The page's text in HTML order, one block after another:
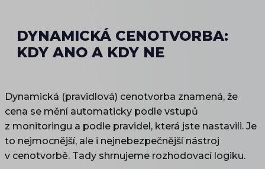
DYNAMICKÁ CENOTVORBA:
KDY ANO A KDY NE
Dynamická (pravidlová) cenotvorba znamená, že
cena se mění automaticky podle vstupů
z monitoringu a podle pravidel, která jste nastavili. Je
to nejmocnější, ale i nejnebezpečnější nástroj
v cenotvorbě. Tady shrnujeme rozhodovací logiku.